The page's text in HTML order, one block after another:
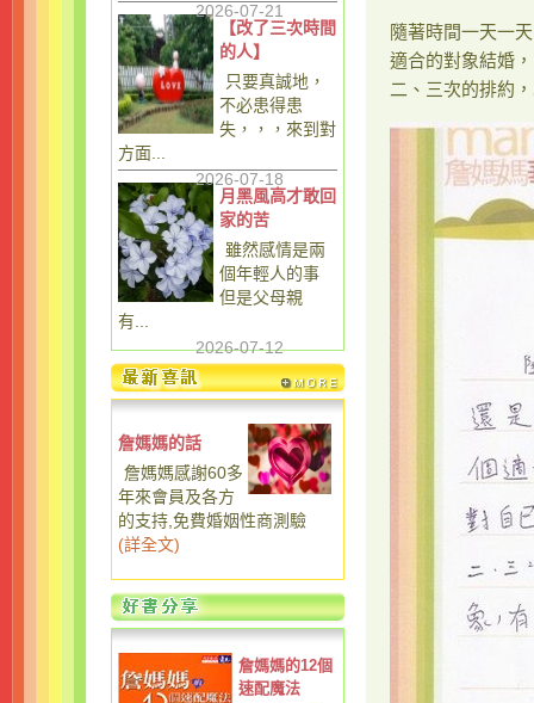
2026-07-21
【改了三次時間
的人】
只要真誠地，
不必患得患
失，，，來到對
方面...
2026-07-18
月黑風高才敢回
家的苦
雖然感情是兩
個年輕人的事
但是父母親
有...
2026-07-12
詹媽媽的話
詹媽媽感謝60多
年來會員及各方
的支持,免費婚姻性商測驗
(詳全文)
詹媽媽的12個
速配魔法
隨著時間一天一
適合的對象結婚
二、三次的排約